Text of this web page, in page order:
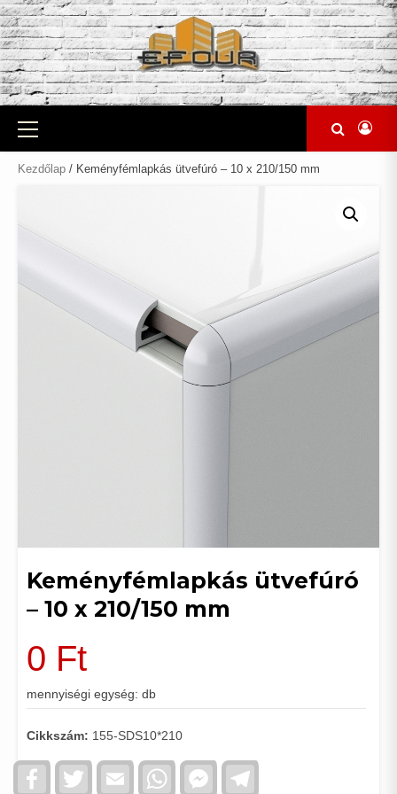
Skip
to
content
Primary
Menu
Kezdőlap / Keményfémlapkás ütvefúró – 10 x 210/150 mm
Keményfémlapkás ütvefúró
– 10 x 210/150 mm
0 Ft
mennyiségi egység: db
Cikkszám: 155-SDS10*210
FacebookTwitter Email WhatsAppFacebook
Messenger